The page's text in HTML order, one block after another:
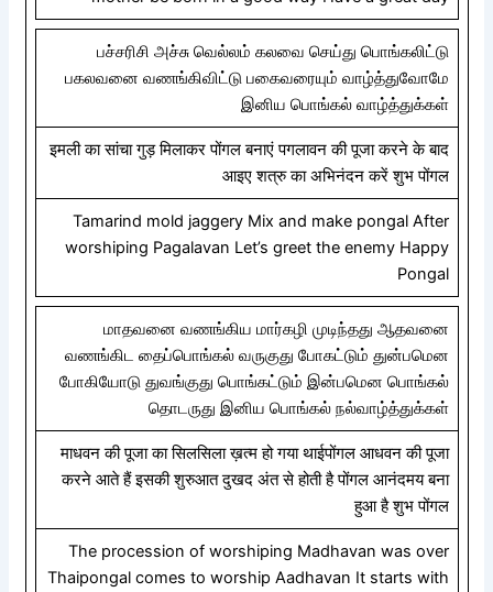
பச்சரிசி அச்சு வெல்லம் கலவை செய்து பொங்கலிட்டு
பகலவனை வணங்கிவிட்டு பகைவரையும் வாழ்த்துவோமே
இனிய பொங்கல் வாழ்த்துக்கள்
इमली का सांचा गुड़ मिलाकर पोंगल बनाएं पगलावन की पूजा करने के बाद
आइए शत्रु का अभिनंदन करें शुभ पोंगल
Tamarind mold jaggery Mix and make pongal After
worshiping Pagalavan Let’s greet the enemy Happy
Pongal
மாதவனை வணங்கிய மார்கழி முடிந்தது ஆதவனை
வணங்கிட தைப்பொங்கல் வருகுது போகட்டும் துன்பமென
போகியோடு துவங்குது பொங்கட்டும் இன்பமென பொங்கல்
தொடருது இனிய பொங்கல் நல்வாழ்த்துக்கள்
माधवन की पूजा का सिलसिला ख़त्म हो गया थाईपोंगल आधवन की पूजा
करने आते हैं इसकी शुरुआत दुखद अंत से होती है पोंगल आनंदमय बना
हुआ है शुभ पोंगल
The procession of worshiping Madhavan was over
Thaipongal comes to worship Aadhavan It starts with